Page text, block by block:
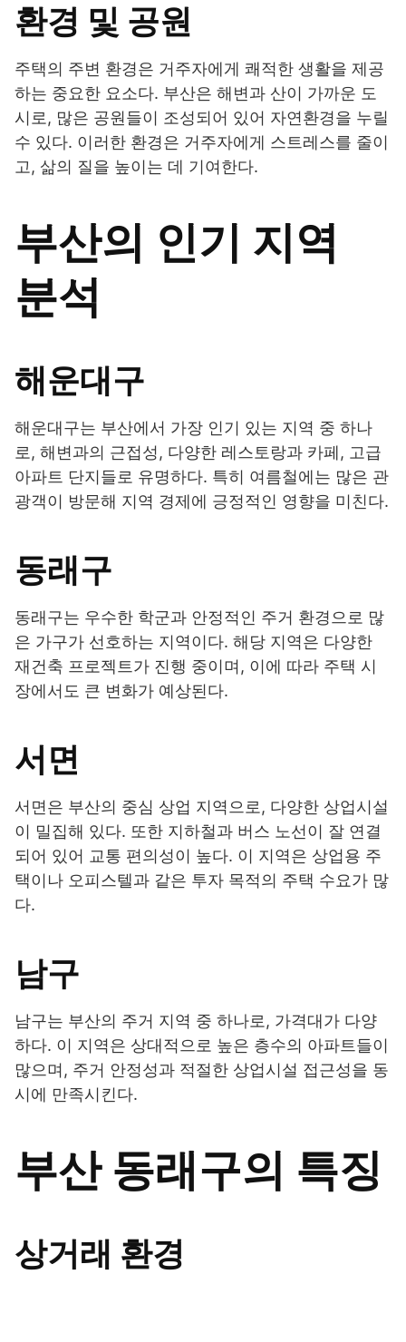
환경 및 공원
주택의 주변 환경은 거주자에게 쾌적한 생활을 제공
하는 중요한 요소다. 부산은 해변과 산이 가까운 도
시로, 많은 공원들이 조성되어 있어 자연환경을 누릴
수 있다. 이러한 환경은 거주자에게 스트레스를 줄이
고, 삶의 질을 높이는 데 기여한다.
부산의 인기 지역
분석
해운대구
해운대구는 부산에서 가장 인기 있는 지역 중 하나
로, 해변과의 근접성, 다양한 레스토랑과 카페, 고급
아파트 단지들로 유명하다. 특히 여름철에는 많은 관
광객이 방문해 지역 경제에 긍정적인 영향을 미친다.
동래구
동래구는 우수한 학군과 안정적인 주거 환경으로 많
은 가구가 선호하는 지역이다. 해당 지역은 다양한
재건축 프로젝트가 진행 중이며, 이에 따라 주택 시
장에서도 큰 변화가 예상된다.
서면
서면은 부산의 중심 상업 지역으로, 다양한 상업시설
이 밀집해 있다. 또한 지하철과 버스 노선이 잘 연결
되어 있어 교통 편의성이 높다. 이 지역은 상업용 주
택이나 오피스텔과 같은 투자 목적의 주택 수요가 많
다.
남구
남구는 부산의 주거 지역 중 하나로, 가격대가 다양
하다. 이 지역은 상대적으로 높은 층수의 아파트들이
많으며, 주거 안정성과 적절한 상업시설 접근성을 동
시에 만족시킨다.
부산 동래구의 특징
상거래 환경